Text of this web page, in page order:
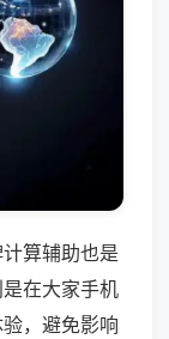
算辅助也是
在大家手机
，避免影响